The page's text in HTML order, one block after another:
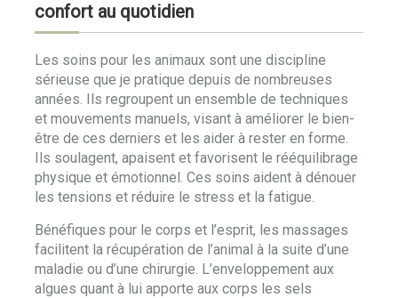
confort au quotidien
Les soins pour les animaux sont une discipline
sérieuse que je pratique depuis de nombreuses
années. Ils regroupent un ensemble de techniques
et mouvements manuels, visant à améliorer le bien-
être de ces derniers et les aider à rester en forme.
Ils soulagent, apaisent et favorisent le rééquilibrage
physique et émotionnel. Ces soins aident à dénouer
les tensions et réduire le stress et la fatigue.
Bénéfiques pour le corps et l’esprit, les massages
facilitent la récupération de l’animal à la suite d’une
maladie ou d’une chirurgie. L’enveloppement aux
algues quant à lui apporte aux corps les sels